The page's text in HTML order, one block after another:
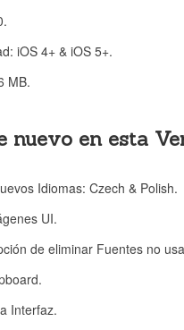
iOS 4+ & iOS 5+.
MB.
nuevo en esta
Idiomas: Czech & Polish.
UI.
de eliminar Fuentes no
Interfaz.